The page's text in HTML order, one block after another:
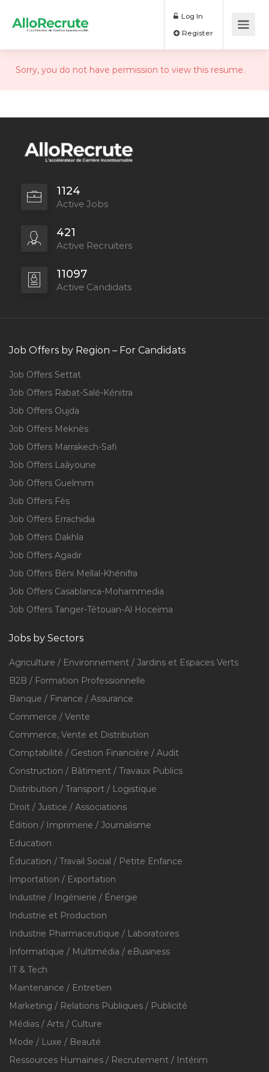
Log In
Sorry, you do not have permission to view this resume.
1124
Active Jobs
421
Active Recruiters
11097
Active Candidats
Job Offers by Region – For Candidats
Job Offers Settat
Job Offers Rabat-Salé-Kénitra
Job Offers Oujda
Job Offers Meknès
Job Offers Marrakech-Safi
Job Offers Laâyoune
Job Offers Guelmim
Job Offers Fès
Job Offers Errachidia
Job Offers Dakhla
Job Offers Agadir
Job Offers Béni Mellal-Khénifra
Job Offers Casablanca-Mohammedia
Job Offers Tanger-Tétouan-Al Hoceïma
Jobs by Sectors
Agriculture / Environnement / Jardins et Espaces Verts
B2B / Formation Professionnelle
Banque / Finance / Assurance
Commerce / Vente
Commerce, Vente et Distribution
Comptabilité / Gestion Financière / Audit
Construction / Bâtiment / Travaux Publics
Distribution / Transport / Logistique
Droit / Justice / Associations
Édition / Imprimerie / Journalisme
Education
Éducation / Travail Social / Petite Enfance
Importation / Exportation
Industrie / Ingénierie / Énergie
Industrie et Production
Industrie Pharmaceutique / Laboratoires
Informatique / Multimédia / eBusiness
IT & Tech
Maintenance / Entretien
Marketing / Relations Publiques / Publicité
Médias / Arts / Culture
Mode / Luxe / Beauté
Ressources Humaines / Recrutement / Intérim